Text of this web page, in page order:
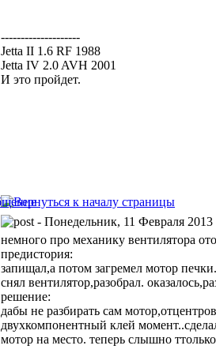
--------------------
Jetta II 1.6 RF 1988
Jetta IV 2.0 AVH 2001
И это пройдет.
- Понедельник, 11 Февраля 2013
немного про механику вентилятора
предистория:
запищал,а потом загремел мотор
снял вентилятор,разобрал.
решение:
дабы не разбирать сам
двухкомпонентный клей
мотор на место. теперь слышно